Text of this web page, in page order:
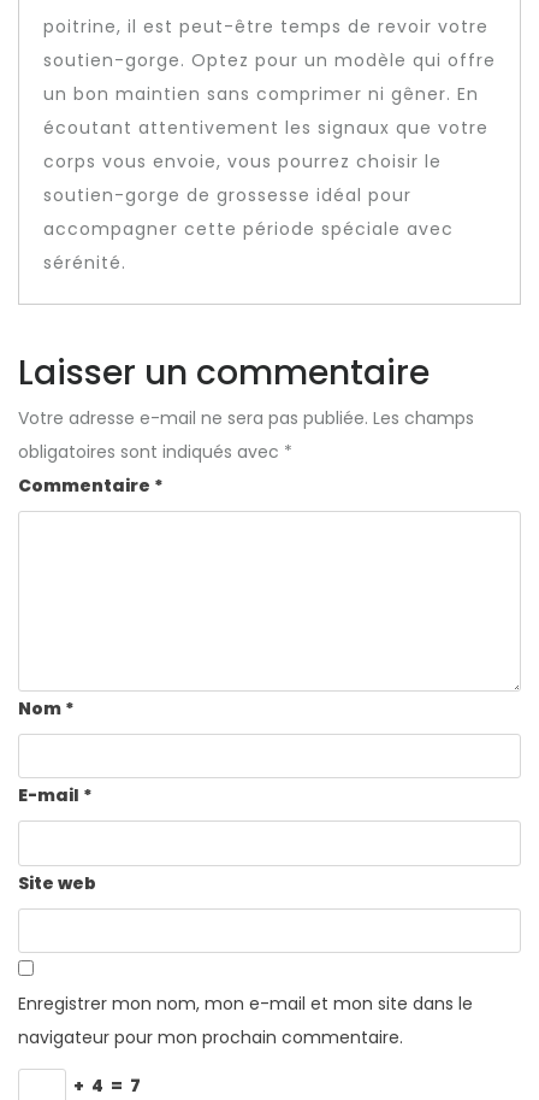
poitrine, il est peut-être temps de revoir votre
soutien-gorge. Optez pour un modèle qui offre
un bon maintien sans comprimer ni gêner. En
écoutant attentivement les signaux que votre
corps vous envoie, vous pourrez choisir le
soutien-gorge de grossesse idéal pour
accompagner cette période spéciale avec
sérénité.
Laisser un commentaire
Votre adresse e-mail ne sera pas publiée. Les champs
obligatoires sont indiqués avec *
Commentaire *
Nom *
E-mail *
Site web
Enregistrer mon nom, mon e-mail et mon site dans le
navigateur pour mon prochain commentaire.
+ 4 = 7